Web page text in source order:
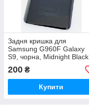
Задня кришка для
Samsung G960F Galaxy
S9, чорна, Midnight Black
200 ₴
Купити